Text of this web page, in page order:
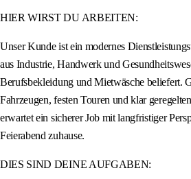
HIER WIRST DU ARBEITEN:
Unser Kunde ist ein modernes
aus Industrie, Handwerk und
Berufsbekleidung und Mietwäsche beliefert.
Fahrzeugen, festen Touren und klar
erwartet ein sicherer Job mit langfristiger
Feierabend zuhause.
DIES SIND DEINE AUFGABEN: